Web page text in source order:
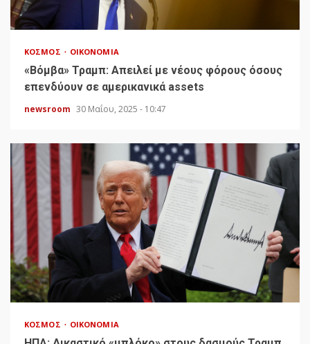
ΚΌΣΜΟΣ ΟΙΚΟΝΟΜΊΑ
«Bόμβα» Τραμπ: Απειλεί με νέους φόρους όσους
επενδύουν σε αμερικανικά assets
newsroom 30 Μαΐου, 2025 - 10:47
ΚΌΣΜΟΣ ΟΙΚΟΝΟΜΊΑ